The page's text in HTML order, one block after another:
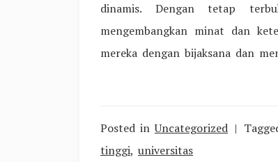
dinamis. Dengan tetap
mengembangkan minat dan
mereka dengan bijaksana dan
Posted inUncategorized
tinggi, universitas